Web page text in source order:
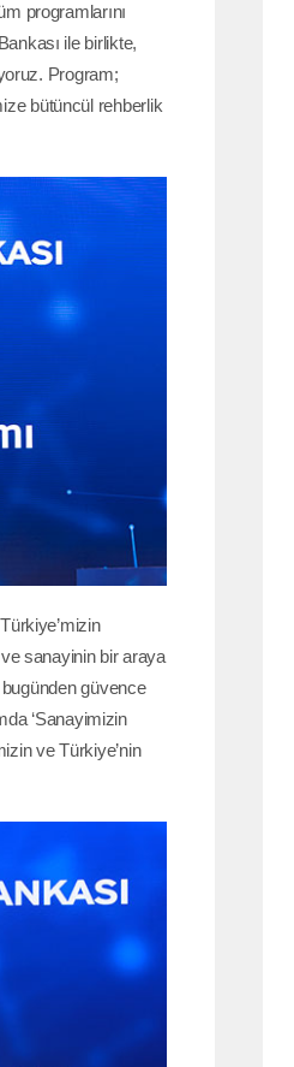
programlarını
ile birlikte,
Program;
bütüncül rehberlik
sanayinin bir araya
güvence
‘Sanayimizin
ve Türkiye’nin